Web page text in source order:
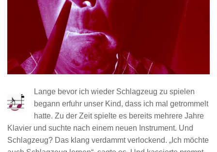
Lange bevor ich wieder Schlagzeug zu spielen
begann erfuhr unser Kind, dass ich mal getrommelt
hatte. Zu der Zeit spielte es bereits mehrere Jahre
Klavier und suchte nach einem neuen Instrument. Und
Schlagzeug? Das klang verdammt verlockend. „Ich möchte